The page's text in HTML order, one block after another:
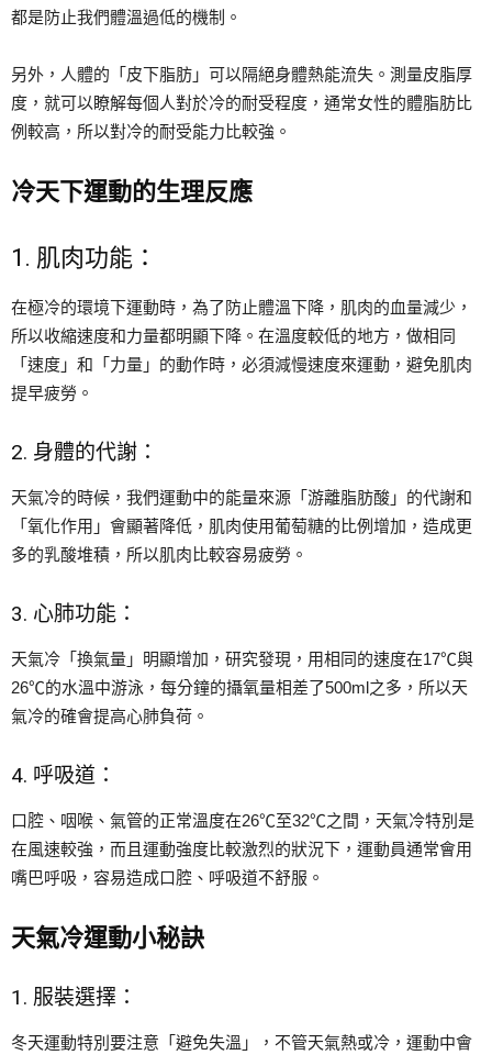
都是防止我們體溫過低的機制。
另外，人體的「皮下脂肪」可以隔絕身體熱能流失。測量皮脂厚
度，就可以瞭解每個人對於冷的耐受程度，通常女性的體脂肪比
例較高，所以對冷的耐受能力比較強。
冷天下運動的生理反應
1. 肌肉功能：
在極冷的環境下運動時，為了防止體溫下降，肌肉的血量減少，
所以收縮速度和力量都明顯下降。在溫度較低的地方，做相同
「速度」和「力量」的動作時，必須減慢速度來運動，避免肌肉
提早疲勞。
2. 身體的代謝：
天氣冷的時候，我們運動中的能量來源「游離脂肪酸」的代謝和
「氧化作用」會顯著降低，肌肉使用葡萄糖的比例增加，造成更
多的乳酸堆積，所以肌肉比較容易疲勞。
3. 心肺功能：
天氣冷「換氣量」明顯增加，研究發現，用相同的速度在17℃與
26℃的水溫中游泳，每分鐘的攝氧量相差了500ml之多，所以天
氣冷的確會提高心肺負荷。
4. 呼吸道：
口腔、咽喉、氣管的正常溫度在26℃至32℃之間，天氣冷特別是
在風速較強，而且運動強度比較激烈的狀況下，運動員通常會用
嘴巴呼吸，容易造成口腔、呼吸道不舒服。
天氣冷運動小秘訣
1. 服裝選擇：
冬天運動特別要注意「避免失溫」，不管天氣熱或冷，運動中會